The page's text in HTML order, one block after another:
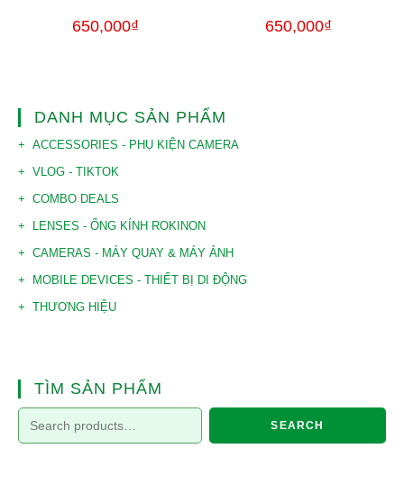
650,000₫ 650,000₫
DANH MỤC SẢN PHẨM
ACCESSORIES - PHỤ KIỆN CAMERA
VLOG - TIKTOK
COMBO DEALS
LENSES - ỐNG KÍNH ROKINON
CAMERAS - MÁY QUAY & MÁY ẢNH
MOBILE DEVICES - THIẾT BỊ DI ĐỘNG
THƯƠNG HIỆU
TÌM SẢN PHẨM
SEARCH